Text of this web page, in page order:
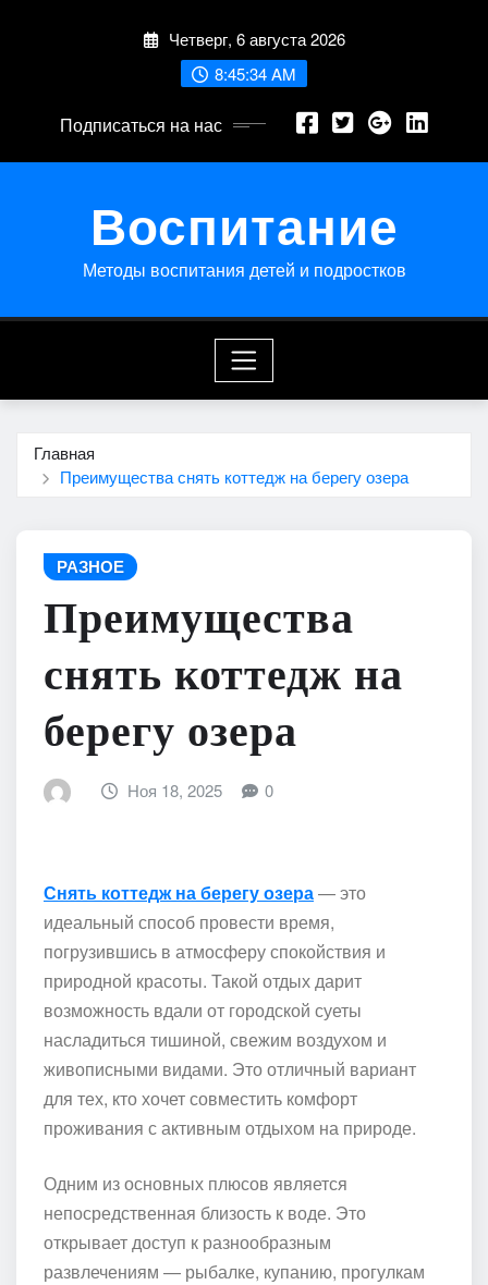
Четверг, 6 августа 2026
8:45:35 AM
Подписаться на нас
Воспитание
Методы воспитания детей и подростков
Главная
Преимущества снять коттедж на берегу озера
РАЗНОЕ
Преимущества
снять коттедж на
берегу озера
Ноя 18, 2025 0
Снять коттедж на берегу озера— это
идеальный способ провести время,
погрузившись в атмосферу спокойствия и
природной красоты. Такой отдых дарит
возможность вдали от городской суеты
насладиться тишиной, свежим воздухом и
живописными видами. Это отличный вариант
для тех, кто хочет совместить комфорт
проживания с активным отдыхом на природе.
Одним из основных плюсов является
непосредственная близость к воде. Это
открывает доступ к разнообразным
развлечениям — рыбалке, купанию, прогулкам